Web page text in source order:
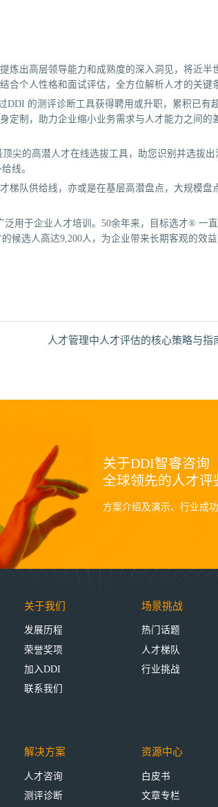
炼出高层领导能力和成熟度的深入洞见，将近半
个人性格和面试评估，全方位解析人才的关键
DDI 的测评诊断工具获得聘用或升职，累积已有
制，助力企业缩小业务需求与人才能力之间的
尖的高潜人才在线选拔工具，助您识别并选拔出
线。
队供给线，亦或是在基层高潜盘点，大规模盘
用于企业人才培训。50余年来，目标选才® 一
候选人高达9,200人，为企业带来长期客观的效
人才管理中人才评估的核心策略与指
关于DDI智睿咨询
全球领先的人才
方案介绍及演示、行业成
关于我们
发展历程
荣誉奖项
加入DDI
联系我们
场景挑战
热门话题
人才梯队
行业挑战
解决方案
人才咨询
测评诊断
资源中心
白皮书
文章专栏